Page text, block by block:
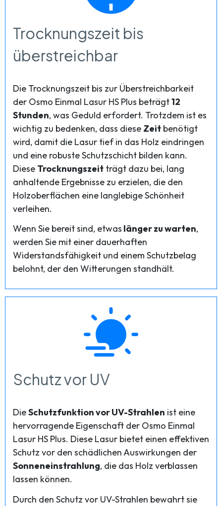
Trocknungszeit bis
überstreichbar
Die Trocknungszeit bis zur Überstreichbarkeit
der Osmo Einmal Lasur HS Plus beträgt12
Stunden, was Geduld erfordert. Trotzdem ist es
wichtig zu bedenken, dass diese Zeit benötigt
wird, damit die Lasur tief in das Holz eindringen
und eine robuste Schutzschicht bilden kann.
Diese Trocknungszeit trägt dazu bei, lang
anhaltende Ergebnisse zu erzielen, die den
Holzoberflächen eine langlebige Schönheit
verleihen.
Wenn Sie bereit sind, etwas länger zu warten,
werden Sie mit einer dauerhaften
Widerstandsfähigkeit und einem Schutzbelag
belohnt, der den Witterungen standhält.
Schutz vor UV
DieSchutzfunktion vor UV-Strahlen ist eine
hervorragende Eigenschaft der Osmo Einmal
Lasur HS Plus. Diese Lasur bietet einen effektiven
Schutz vor den schädlichen Auswirkungen der
Sonneneinstrahlung, die das Holz verblassen
lassen können.
Durch den Schutz vor UV-Strahlen bewahrt sie